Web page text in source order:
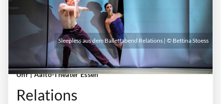
Samstag, 24. Oktober 2026 | 19:00 Uhr - 21:00
Uhr| Aalto-Theater Essen
Relations
Sleepless aus dem Ballettabend Relations | © Bettina Stoess